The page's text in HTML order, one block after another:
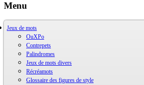
Menu
Jeux de mots
OuXPo
Contrepets
Palindromes
Jeux de mots divers
Récréamots
Glossaire des figures de style